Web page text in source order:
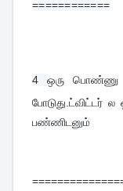
============
4 ஒரு பொண்ணு
போடுது.ட்விட்டர்
பண்ணிடனும்